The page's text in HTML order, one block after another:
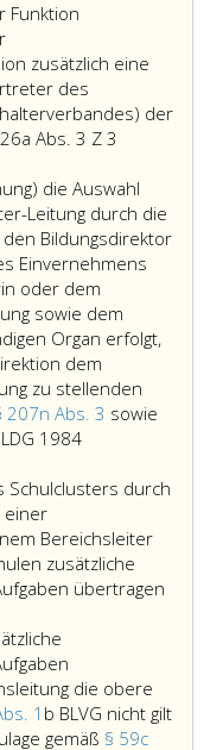
Funktion
zusätzlich eine
des
der
Abs. 3 Z 3
) die Auswahl
Leitung durch die
Bildungsdirektor
Einvernehmens
oder dem
sowie dem
Organ erfolgt,
dem
zu stellenden
207n Abs. 3 sowie
1984
Schulclusters durch
einer
Bereichsleiter
zusätzliche
übertragen
die obere
1 b BLVG nicht gilt
gemäß § 59c